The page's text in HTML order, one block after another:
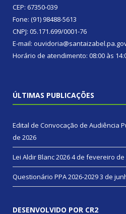
CEP: 67350-039
Fone: (91) 98488-5613
CNPJ: 05.171.699/0001-76
E-mail:
Horário de atendimento: 08:00 às
ÚLTIMAS PUBLICAÇÕES
Edital de Convocação de Audiência
de 2026
Lei Aldir Blanc 20264 de fevereiro de
Questionário PPA 2026-20293 de
DESENVOLVIDO POR CR2